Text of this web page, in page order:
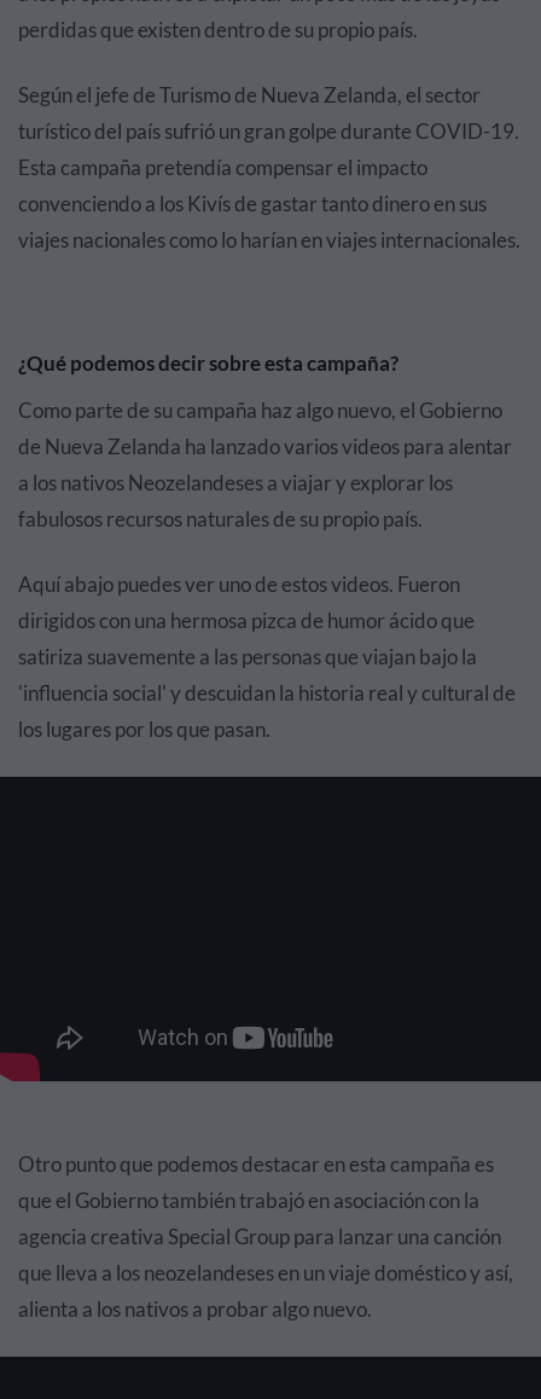
perdidas que existen dentro de su propio país.
Según el jefe de Turismo de Nueva Zelanda, el sector
turístico del país sufrió un gran golpe durante COVID-19.
Esta campaña pretendía compensar el impacto
convenciendo a los Kivís de gastar tanto dinero en sus
viajes nacionales como lo harían en viajes internacionales.
¿Qué podemos decir sobre esta campaña?
Como parte de su campaña haz algo nuevo, el Gobierno
de Nueva Zelanda ha lanzado varios videos para alentar
a los nativos Neozelandeses a viajar y explorar los
fabulosos recursos naturales de su propio país.
Aquí abajo puedes ver uno de estos videos. Fueron
dirigidos con una hermosa pizca de humor ácido que
satiriza suavemente a las personas que viajan bajo la
'influencia social' y descuidan la historia real y cultural de
los lugares por los que pasan.
Otro punto que podemos destacar en esta campaña es
que el Gobierno también trabajó en asociación con la
agencia creativa Special Group para lanzar una canción
que lleva a los neozelandeses en un viaje doméstico y así,
alienta a los nativos a probar algo nuevo.